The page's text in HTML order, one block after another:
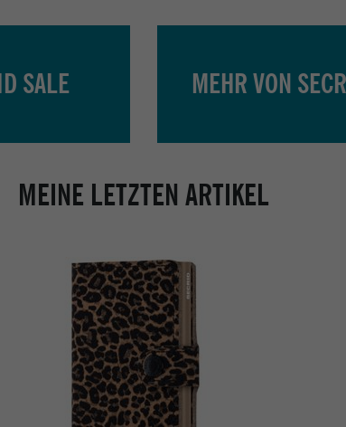
SALE MEHR VON
MEINE LETZTEN ARTIKEL